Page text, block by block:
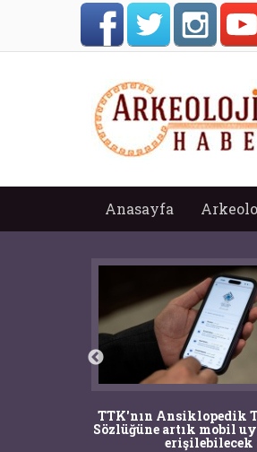
Anasayfa
TTK'nın Ansiklopedik
Sözlüğüne artık mobil
erişilebilecek